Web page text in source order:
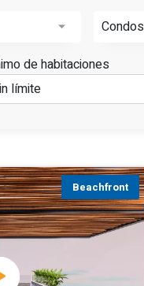
Condos
de habitaciones
Beachfront